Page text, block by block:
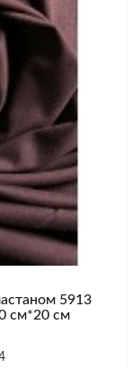
5913
см*20 см